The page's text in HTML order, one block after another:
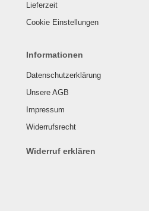
Lieferzeit
Cookie Einstellungen
Informationen
Datenschutzerklärung
Unsere AGB
Impressum
Widerrufsrecht
Widerruf erklären